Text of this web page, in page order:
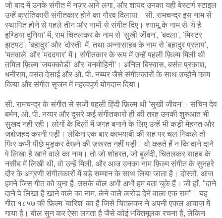
जो बाद में उनके संगीत में नज़र आने लगा, और शायद उनका यही वेस्टर्ण स्टाइल
उन्हें क्रांतिकारी संगीतकार होने का गौरव दिलाया। सी. रामचन्द्र इस नाम से
स्थापित होने से पहले तीन और नामों से संगीत दिए। श्यामू के नाम से 'ये है
इण्डिया दुनिया' में, राम चितलकर के नाम से 'सुखी जीवन', 'बदला', 'मिस्टर
झटपट', 'बहादुर' और 'दोस्ती' में, तथा अन्नासाहब के नाम से 'बहादुर प्रताप',
'मतवाले' और 'मददगार' में। संगीतकार के रूप में उन्हें पहली फ़िल्म मिली थी
तमिल फ़िल्म 'जयक्कोडी' और 'वनमोहिनी'। अनिल बिस्वास, बसंत प्रकाश,
धनीराम, वसंत देसाई और ओ. पी. नय्यर जैसे संगीतकारों के साथ उन्होंने काम
किया और संगीत सृजन में महत्वपूर्ण योगदान दिया।
सी. रामचन्द्र के संगीत से सजी पहली हिंदी फ़िल्म थी 'सुखी जीवन'। सचिन देव
बर्मन, ओ. पी. नय्यर और दूसरे कई संगीतकारों ही की तरह उनकी शुरुआत भी
सुखद नही रही। लोगों के दिलों में जगह बनाने के लिए उन्हें भी कड़ी मेहनत और
जद्दोजहद करनी पड़ी। लेकिन एक बार कामयाबी की राह पर चल निकले तो
फिर कभी पीछे मुड़कर देखने की ज़रूरत नहीं पड़ी। वो कहते हैं न कि दाने दाने
पे लिखा है खाने वाले का नाम। तो जो शोहरत, जो बुलंदी, चितलकर साहब के
नसीब में लिखी थी, वो उन्हें मिली, और आज उनका नाम फ़िल्म संगीत के सुनहरे
दौर के अग्रणी संगीतकारों में बड़े सम्मान के साथ लिया जाता है। दोस्तों, आज
हमने जिस गीत को चुना है, उसके बोल अभी अभी हम बता चुके हैं। जी हाँ, "दाने
दाने पे लिखा है खाने वाले का नाम, लेने वाले करोड़ देने वाला एक राम"। यह
गीत १८५७ की फ़िल्म 'बारिश' का है जिसे चितलकर ने अपनी एकल आवाज़ में
गाया है। बोल सुन कर ऐसा लगता है जैसे कोई भक्तिमूलक रचना है, लेकिन